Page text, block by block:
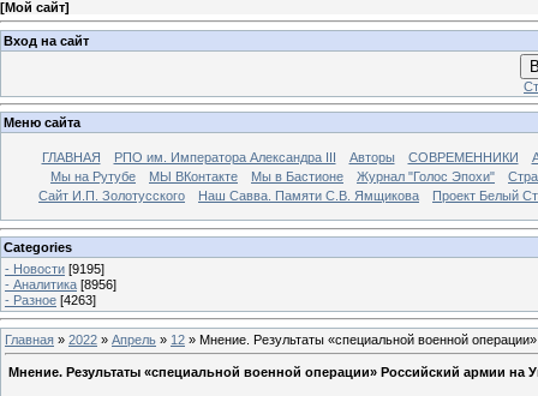
[Мой сайт]
Вход на сайт
Меню сайта
ГЛАВНАЯ РПО им. Императора Александра III Авторы СОВРЕМЕННИКИ
Мы на Рутубе
МЫ ВКонтакте Мы в Бастионе Журнал "Голос Эпохи"
Сайт И.П. Золотусского
Наш Савва. Памяти С.В. Ямщикова Проект Белый
Categories
- Новости [9195]
- Аналитика [8956]
- Разное [4263]
Главная » 2022 » Апрель » 12 » Мнение. Результаты «специальной военной
Мнение. Результаты «специальной военной операции» Российский армии на